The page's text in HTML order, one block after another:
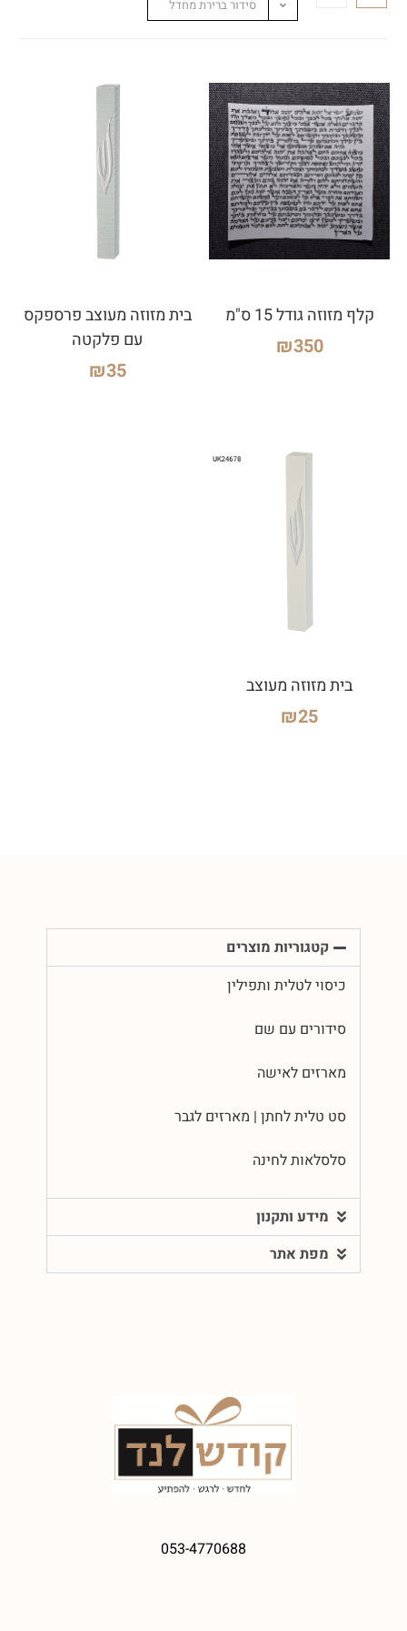
סידור ברירת מחדל
קלף מזוזה גודל 15 ס"מ
₪350
בית מזוזה מעוצב פרספקס
עם פלקטה
₪35
בית מזוזה מעוצב
₪25
קטגוריות מוצרים
כיסוי לטלית ותפילין
סידורים עם שם
מארזים לאישה
סט טלית לחתן | מארזים לגבר
סלסלאות לחינה
מידע ותקנון
מפת אתר
053-4770688